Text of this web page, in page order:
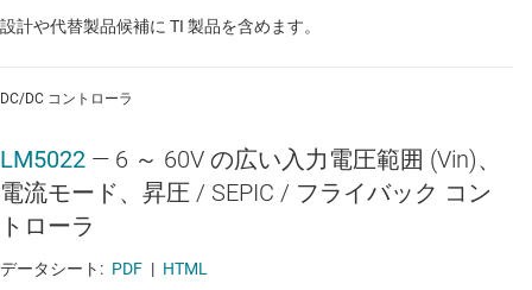
設計や代替製品候補に TI 製品を含めます。
DC/DC コントローラ
LM5022 — 6 ～ 60V の広い入力電圧範囲 (Vin)、
電流モード、昇圧 / SEPIC / フライバック コン
トローラ
データシート: PDF | HTML